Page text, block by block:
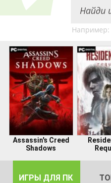
Например:
Assassin's Creed
Shadows
ИГРЫ ДЛЯ ПК